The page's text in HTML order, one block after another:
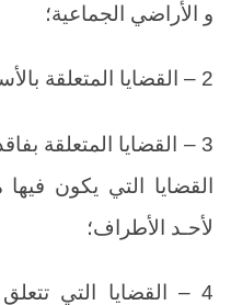
و الأراضي الجماعية؛
2 – القضايا المتعلقة بالأسرة؛
3 – القضايا المتعلقة
القضايا التي يكون فيها
لأحـد الأطراف؛
4 – القضايا التي